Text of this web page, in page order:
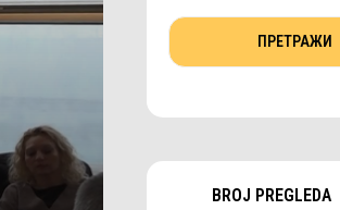
BROJ PREGLEDA